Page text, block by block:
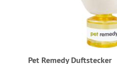
Pet Remedy Duftstecker